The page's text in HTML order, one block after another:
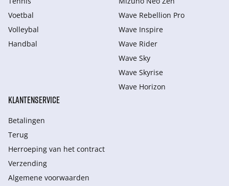
Voetbal
Volleybal
Handbal
Wave Rebellion Pro
Wave Inspire
Wave Rider
Wave Sky
Wave Skyrise
Wave Horizon
KLANTENSERVICE
Betalingen
Terug
Herroeping van het contract
Verzending
Algemene voorwaarden